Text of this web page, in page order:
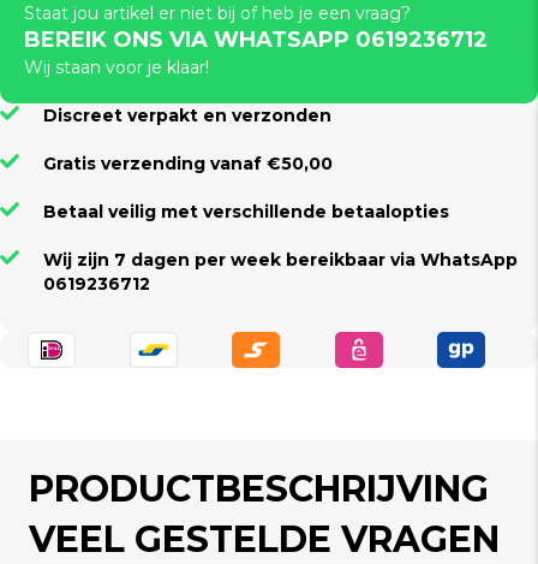
Staat jou artikel er niet bij of heb je een vraag?
BEREIK ONS VIA WHATSAPP 0619236712
Wij staan voor je klaar!
Discreet verpakt en verzonden
Gratis verzending vanaf €50,00
Betaal veilig met verschillende betaalopties
Wij zijn 7 dagen per week bereikbaar via WhatsApp
0619236712
PRODUCTBESCHRIJVING
VEEL GESTELDE VRAGEN